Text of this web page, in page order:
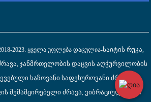
2023: Ყველა Უფლება Დაცულია-Საიტის Რუკა
Ჯანმრთელობის Დაცვის Აღჭურვილობის
Ხაზოვანი Საფეხუროვანი Ძრავა
Შემამცირებელი Ძრავა Ვიბრაციული Მინი